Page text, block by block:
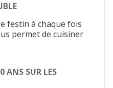
festin à chaque fois
permet de cuisiner
ANS SUR LES